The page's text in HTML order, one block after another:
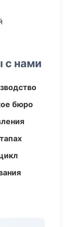
с нами
бюро